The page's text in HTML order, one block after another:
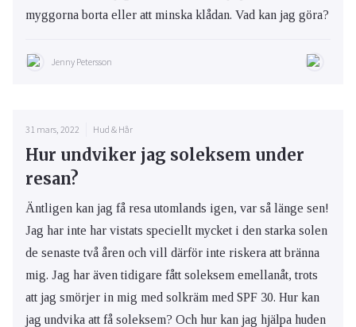
myggorna borta eller att minska klådan. Vad kan jag göra?
Jenny Petersson
31 mars, 2022 Hud & Hår
Hur undviker jag soleksem under
resan?
Äntligen kan jag få resa utomlands igen, var så länge sen!
Jag har inte har vistats speciellt mycket i den starka solen
de senaste två åren och vill därför inte riskera att bränna
mig. Jag har även tidigare fått soleksem emellanåt, trots
att jag smörjer in mig med solkräm med SPF 30. Hur kan
jag undvika att få soleksem? Och hur kan jag hjälpa huden